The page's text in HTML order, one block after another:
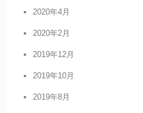
2020年4月
2020年2月
2019年12月
2019年10月
2019年8月